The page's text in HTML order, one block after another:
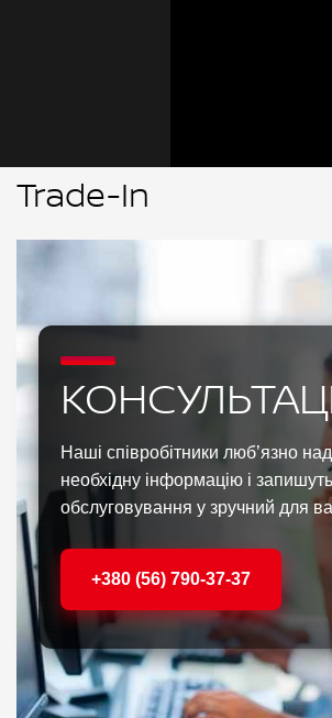
Trade-In
Наші співробітники люб’язно
необхідну інформацію і
обслуговування у зручний для
+380 (56) 790-37-37